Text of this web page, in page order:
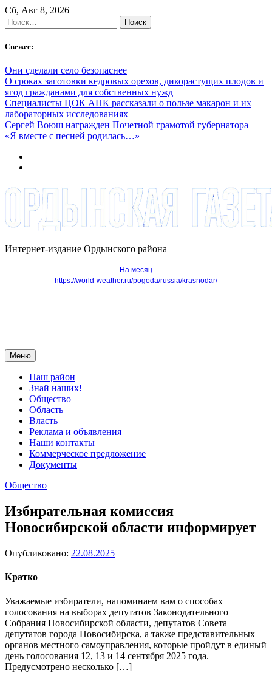
Skip
to
content
Сб, Авг 8, 2026
Найти:
Свежее:
Они сделали село безопаснее
О сроках заготовки кедровых орехов, дикорастущих плодов и
ягод гражданами для собственных нужд
Специалисты ЦОК АПК рассказали о пользе макарон и их
лабораторных исследованиях
Сергей Воюш награжден Почетной грамотой губернатора
«Я вместе с песней родилась…»
Интернет-издание Ордынского района
На месяц
https://world-weather.ru/pogoda/russia/krasnodar/
Меню
Наш район
Знай наших!
Общество
Область
Власть
Реклама и объявления
Наши контакты
Коммерческое предложение
Документы
Общество
Избирательная комиссия
Новосибирской области информирует
Опубликовано: 22.08.2025
Кратко
Уважаемые избиратели, напоминаем вам о способах
голосования на выборах депутатов Законодательного
Собрания Новосибирской области, депутатов Совета
депутатов города Новосибирска, а также представительных
органов местного самоуправления, которые пройдут в единый
день голосования 12, 13 и 14 сентября 2025 года.
Предусмотрено несколько […]